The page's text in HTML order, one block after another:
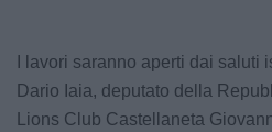
I lavori saranno aperti dai saluti
Dario Iaia, deputato della
Lions Club Castellaneta